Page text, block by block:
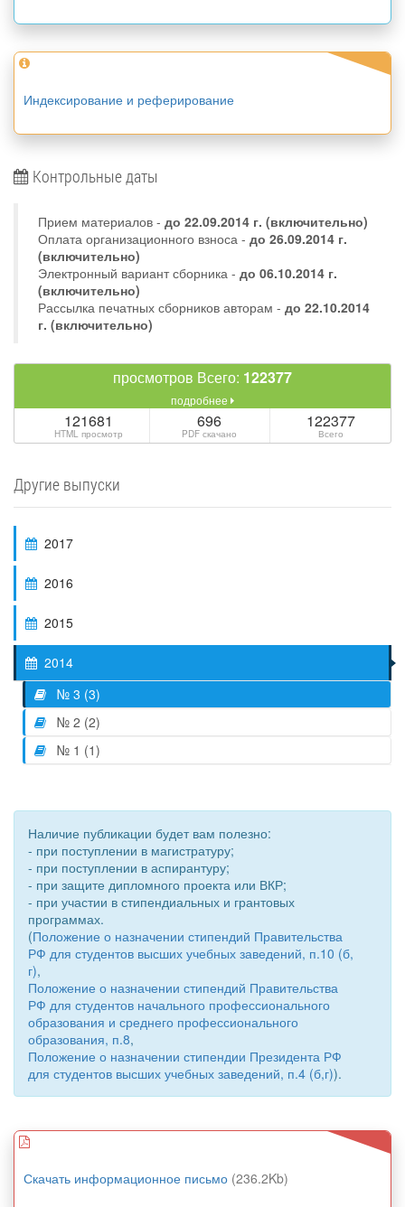
Индексирование и реферирование
Контрольные даты
Прием материалов - до 22.09.2014 г. (включительно)
Оплата организационного взноса - до 26.09.2014 г.
(включительно)
Электронный вариант сборника - до 06.10.2014 г.
(включительно)
Рассылка печатных сборников авторам - до 22.10.2014
г. (включительно)
просмотров Всего: 122377
подробнее
121681
HTML просмотр
696
PDF скачано
122377
Всего
Другие выпуски
2017
2016
2015
2014
№ 3 (3)
№ 2 (2)
№ 1 (1)
Наличие публикации будет вам полезно:
- при поступлении в магистратуру;
- при поступлении в аспирантуру;
- при защите дипломного проекта или ВКР;
- при участии в стипендиальных и грантовых
программах.
(Положение о назначении стипендий Правительства
РФ для студентов высших учебных заведений, п.10 (б,
г),
Положение о назначении стипендий Правительства
РФ для студентов начального профессионального
образования и среднего профессионального
образования, п.8,
Положение о назначении стипендии Президента РФ
для студентов высших учебных заведений, п.4 (б,г)).
Скачать информационное письмо (236.2Kb)